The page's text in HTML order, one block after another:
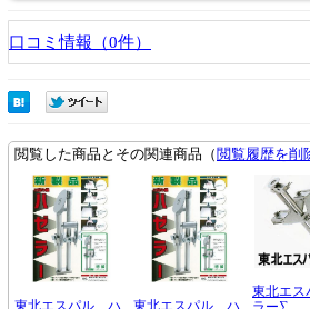
口コミ情報（0件）